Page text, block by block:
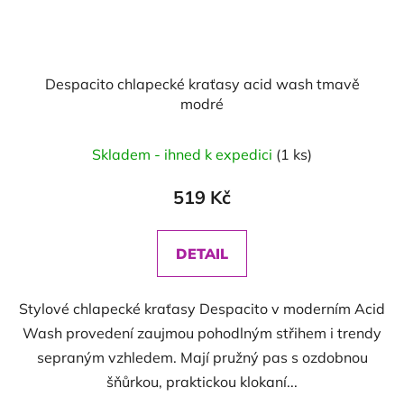
Despacito chlapecké kraťasy acid wash tmavě
modré
Skladem - ihned k expedici (1 ks)
519 Kč
DETAIL
Stylové chlapecké kraťasy Despacito v moderním Acid
Wash provedení zaujmou pohodlným střihem i trendy
sepraným vzhledem. Mají pružný pas s ozdobnou
šňůrkou, praktickou klokaní...